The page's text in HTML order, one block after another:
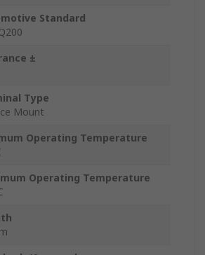
Standard
±
Type
Mount
Operating Temperature
Operating Temperature